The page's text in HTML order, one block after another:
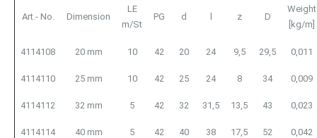
Art.- No. Dimension
LE
m/St
PG d l z D
Weight
[kg/m]
4114108 20 mm 10 42 20 24 9,5 29,5 0,011
4114110 25 mm 10 42 25 24 8 34 0,009
4114112 32 mm 5 42 32 31,5 13,5 43 0,023
4114114 40 mm 5 42 40 38 17,5 52 0,042